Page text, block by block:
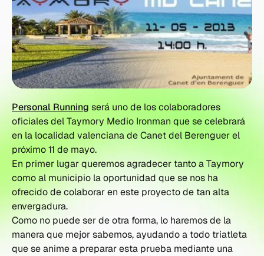
Personal Running será uno de los colaboradores
oficiales del Taymory Medio Ironman que se celebrará
en la localidad valenciana de Canet del Berenguer el
próximo 11 de mayo.
En primer lugar queremos agradecer tanto a Taymory
como al municipio la oportunidad que se nos ha
ofrecido de colaborar en este proyecto de tan alta
envergadura.
Como no puede ser de otra forma, lo haremos de la
manera que mejor sabemos, ayudando a todo triatleta
que se anime a preparar esta prueba mediante una